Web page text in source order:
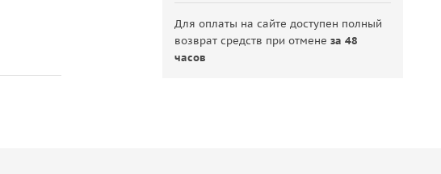
Для оплаты на сайте доступен полный
возврат средств при отменеза 48
часов